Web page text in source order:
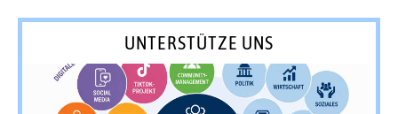
UNTERSTÜTZE UNS